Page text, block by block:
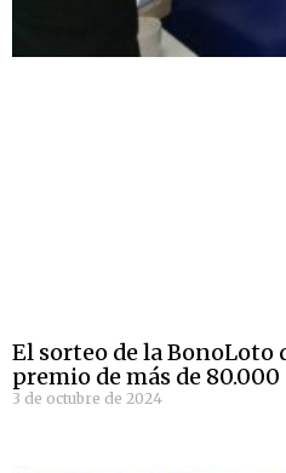
El sorteo de la BonoLoto
premio de más de
3 de octubre de 2024